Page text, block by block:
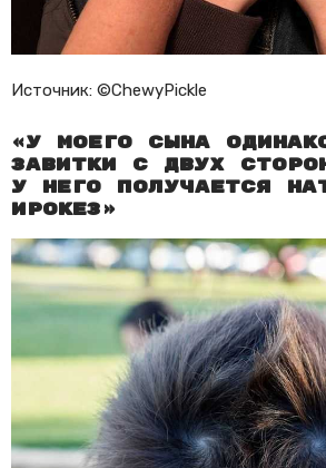
Источник: ©ChewyPickle
«У моего сына
завитки с двух
у него получается
ирокез»